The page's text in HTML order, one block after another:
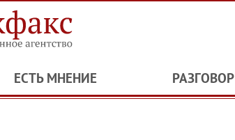
ЕСТЬ МНЕНИЕ РАЗГОВОР